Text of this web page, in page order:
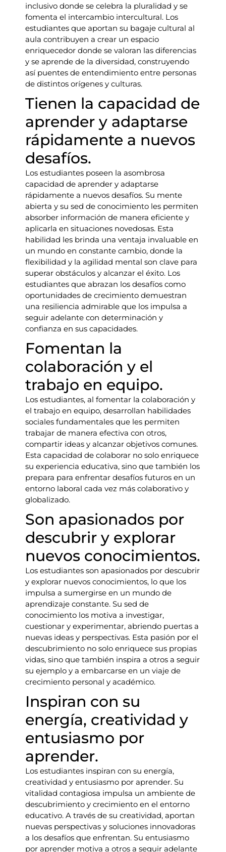
inclusivo donde se celebra la pluralidad y se
fomenta el intercambio intercultural. Los
estudiantes que aportan su bagaje cultural al
aula contribuyen a crear un espacio
enriquecedor donde se valoran las diferencias
y se aprende de la diversidad, construyendo
así puentes de entendimiento entre personas
de distintos orígenes y culturas.
Tienen la capacidad de
aprender y adaptarse
rápidamente a nuevos
desafíos.
Los estudiantes poseen la asombrosa
capacidad de aprender y adaptarse
rápidamente a nuevos desafíos. Su mente
abierta y su sed de conocimiento les permiten
absorber información de manera eficiente y
aplicarla en situaciones novedosas. Esta
habilidad les brinda una ventaja invaluable en
un mundo en constante cambio, donde la
flexibilidad y la agilidad mental son clave para
superar obstáculos y alcanzar el éxito. Los
estudiantes que abrazan los desafíos como
oportunidades de crecimiento demuestran
una resiliencia admirable que los impulsa a
seguir adelante con determinación y
confianza en sus capacidades.
Fomentan la
colaboración y el
trabajo en equipo.
Los estudiantes, al fomentar la colaboración y
el trabajo en equipo, desarrollan habilidades
sociales fundamentales que les permiten
trabajar de manera efectiva con otros,
compartir ideas y alcanzar objetivos comunes.
Esta capacidad de colaborar no solo enriquece
su experiencia educativa, sino que también los
prepara para enfrentar desafíos futuros en un
entorno laboral cada vez más colaborativo y
globalizado.
Son apasionados por
descubrir y explorar
nuevos conocimientos.
Los estudiantes son apasionados por descubrir
y explorar nuevos conocimientos, lo que los
impulsa a sumergirse en un mundo de
aprendizaje constante. Su sed de
conocimiento los motiva a investigar,
cuestionar y experimentar, abriendo puertas a
nuevas ideas y perspectivas. Esta pasión por el
descubrimiento no solo enriquece sus propias
vidas, sino que también inspira a otros a seguir
su ejemplo y a embarcarse en un viaje de
crecimiento personal y académico.
Inspiran con su
energía, creatividad y
entusiasmo por
aprender.
Los estudiantes inspiran con su energía,
creatividad y entusiasmo por aprender. Su
vitalidad contagiosa impulsa un ambiente de
descubrimiento y crecimiento en el entorno
educativo. A través de su creatividad, aportan
nuevas perspectivas y soluciones innovadoras
a los desafíos que enfrentan. Su entusiasmo
por aprender motiva a otros a seguir adelante